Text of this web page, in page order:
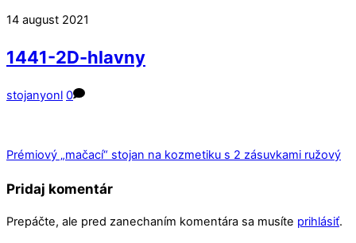
Close
Close
14 august 2021
1441-2D-hlavny
stojanyonl 0
Prémiový „mačací“ stojan na kozmetiku s 2 zásuvkami ružový
Pridaj komentár
Prepáčte, ale pred zanechaním komentára sa musíte prihlásiť.